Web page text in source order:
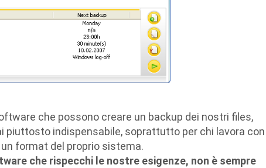
che possono creare un backup dei nostri files,
piuttosto indispensabile, soprattutto per chi lavora con
format del proprio sistema.
che rispecchi le nostre esigenze, non è sempre